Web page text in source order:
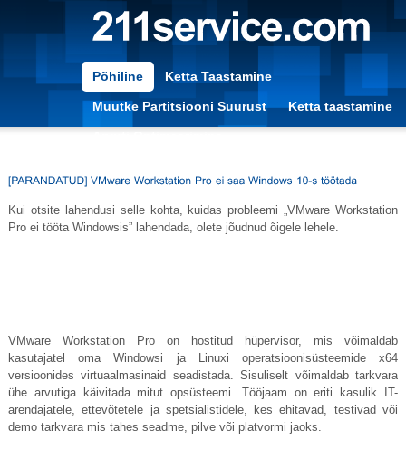
Põhiline Ketta Taastamine
Muutke Partitsiooni Suurust Ketta taastamine
Kui otsite lahendusi selle kohta, kuidas probleemi „VMware Workstation
Pro ei tööta Windowsis” lahendada, olete jõudnud õigele lehele.
VMware Workstation Pro on hostitud hüpervisor, mis võimaldab
kasutajatel oma Windowsi ja Linuxi operatsioonisüsteemide x64
versioonides virtuaalmasinaid seadistada. Sisuliselt võimaldab tarkvara
ühe arvutiga käivitada mitut opsüsteemi. Tööjaam on eriti kasulik IT-
arendajatele, ettevõtetele ja spetsialistidele, kes ehitavad, testivad või
demo tarkvara mis tahes seadme, pilve või platvormi jaoks.